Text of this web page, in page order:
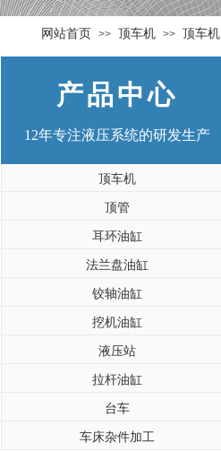
网站首页 >> 顶车机 >> 顶车机
产品中心
12年专注液压系统的研发生产
顶车机
顶管
耳环油缸
法兰盘油缸
铰轴油缸
挖机油缸
液压站
拉杆油缸
台车
车床杂件加工